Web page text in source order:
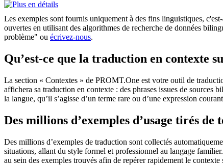
Les exemples sont fournis uniquement à des fins linguistiques,
ouvertes en utilisant des algorithmes de recherche de données
problème" ou écrivez-nous.
Qu’est-ce que la traduction en contexte
La section « Contextes » de PROMT.One est votre outil de
affichera sa traduction en contexte : des phrases issues de sources
la langue, qu’il s’agisse d’un terme rare ou d’une expression
Des millions d’exemples d’usage tirés de
Des millions d’exemples de traduction sont collectés
situations, allant du style formel et professionnel au langage
au sein des exemples trouvés afin de repérer rapidement le contexte